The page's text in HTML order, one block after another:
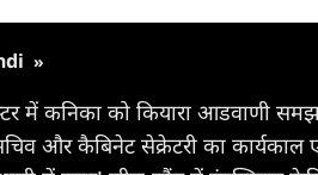
»
में कनिका को कियारा आडवाणी
और कैबिनेट सेक्रेटरी का कार्यकाल